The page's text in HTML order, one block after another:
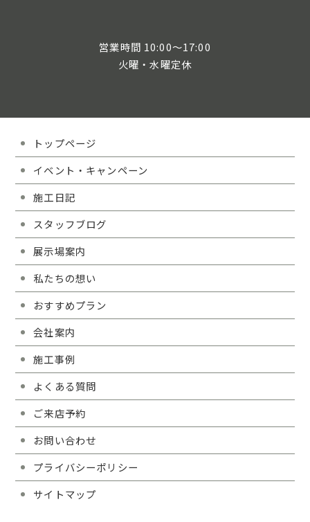
営業時間 10:00～17:00
火曜・水曜定休
トップページ
イベント・キャンペーン
施工日記
スタッフブログ
展示場案内
私たちの想い
おすすめプラン
会社案内
施工事例
よくある質問
ご来店予約
お問い合わせ
プライバシーポリシー
サイトマップ